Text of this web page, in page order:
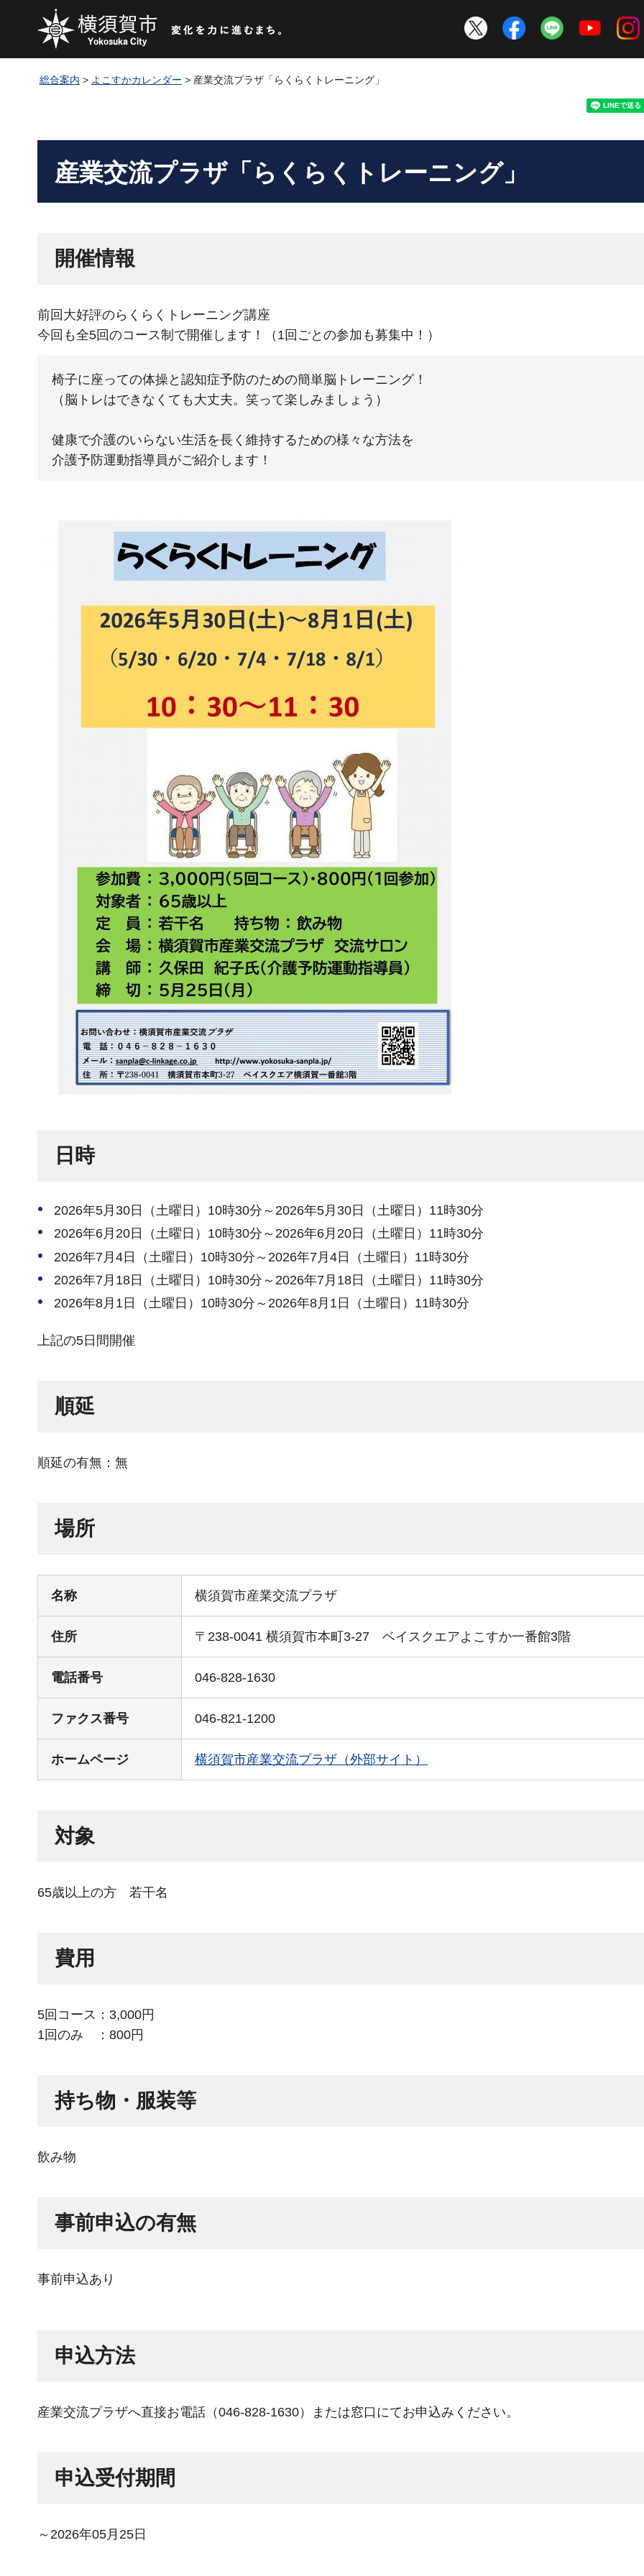
総合案内 > よこすかカレンダー > 産業交流プラザ「らくらくトレーニング」
産業交流プラザ「らくらくトレーニング」
開催情報
前回大好評のらくらくトレーニング講座
今回も全5回のコース制で開催します！（1回ごとの参加も募集中！）
椅子に座っての体操と認知症予防のための簡単脳トレーニング！
（脳トレはできなくても大丈夫。笑って楽しみましょう）
健康で介護のいらない生活を長く維持するための様々な方法を
介護予防運動指導員がご紹介します！
日時
2026年5月30日（土曜日）10時30分～2026年5月30日（土曜日）11時30分
2026年6月20日（土曜日）10時30分～2026年6月20日（土曜日）11時30分
2026年7月4日（土曜日）10時30分～2026年7月4日（土曜日）11時30分
2026年7月18日（土曜日）10時30分～2026年7月18日（土曜日）11時30分
2026年8月1日（土曜日）10時30分～2026年8月1日（土曜日）11時30分
上記の5日間開催
順延
順延の有無：無
場所
名称 横須賀市産業交流プラザ
住所 〒238-0041 横須賀市本町3-27 ベイスクエアよこすか一番館3階
電話番号 046-828-1630
ファクス番号 046-821-1200
ホームページ 横須賀市産業交流プラザ（外部サイト）
対象
65歳以上の方 若干名
費用
5回コース：3,000円
1回のみ ：800円
持ち物・服装等
飲み物
事前申込の有無
事前申込あり
申込方法
産業交流プラザへ直接お電話（046-828-1630）または窓口にてお申込みください。
申込受付期間
～2026年05月25日